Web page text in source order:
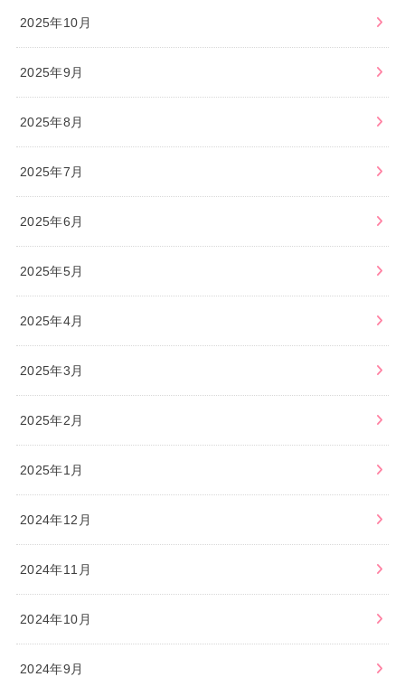
2025年10月
2025年9月
2025年8月
2025年7月
2025年6月
2025年5月
2025年4月
2025年3月
2025年2月
2025年1月
2024年12月
2024年11月
2024年10月
2024年9月